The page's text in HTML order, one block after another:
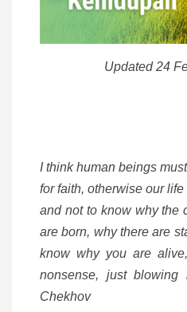
Updated 24
I think human beings
for faith, otherwise our
and not to know why the
are born, why there are
know why you are
nonsense, just
Chekhov